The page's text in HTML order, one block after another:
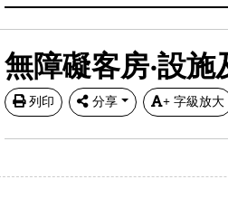
無障礙客房‧設施
列印 分享 + 字級放大